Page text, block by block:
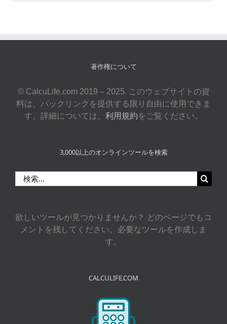
著作権について
© CalcuLife.com 2019 – 2025. このウェブサイトの資
料は、バックリンクを提供する限り自由に使用できま
す。詳細については、 利用規約をご覧ください。
3,000以上のオンラインツールを検索
索
欲しいツールが見つかりませんか？ どのページでもコ
メントを残してください。必要なツールを作成しま
す。
CALCULIFE.COM